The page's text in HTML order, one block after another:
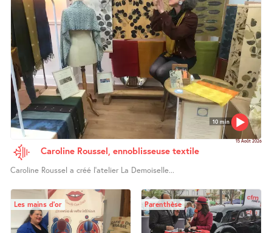
10 min
15 Août 2026
Caroline Roussel, ennoblisseuse textile
Caroline Roussel a créé l’atelier La Demoiselle...
Les mains d’or Parenthèse